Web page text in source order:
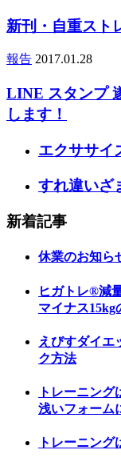
新刊・自重スト
報告 2017.01.28
LINE スタンプ
します！
エクササイ
すれ違いざ
新着記事
休業のお知ら
ヒガトレ®減
マイナス15kg
えびすダイエ
ク方法
トレーニン
浅いフォーム
トレーニン